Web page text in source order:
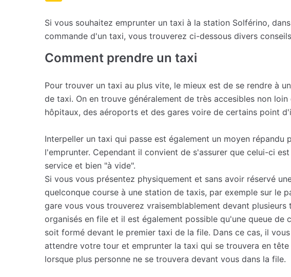
Si vous souhaitez emprunter un taxi à la station Solférino,
commande d'un taxi, vous trouverez ci-dessous divers
Comment prendre un taxi
Pour trouver un taxi au plus vite, le mieux est de se rendre à
de taxi. On en trouve généralement de très accesibles non loin
hôpitaux, des aéroports et des gares voire de certains point
Interpeller un taxi qui passe est également un moyen répandu
l'emprunter. Cependant il convient de s'assurer que celui-ci est
service et bien "à vide".
Si vous vous présentez physiquement et sans avoir réservé
quelconque course à une station de taxis, par exemple sur le
gare vous vous trouverez vraisemblablement devant plusieurs
organisés en file et il est également possible qu'une queue de
soit formé devant le premier taxi de la file. Dans ce cas, il
attendre votre tour et emprunter la taxi qui se trouvera en
lorsque plus personne ne se trouvera devant vous dans la file.